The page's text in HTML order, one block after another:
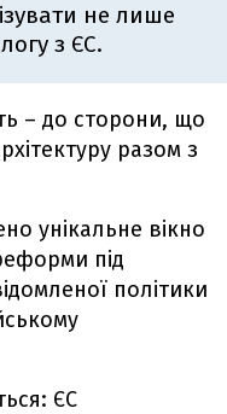
не лише
з ЄС.
– до сторони, що
разом з
унікальне вікно
під
політики
ЄС